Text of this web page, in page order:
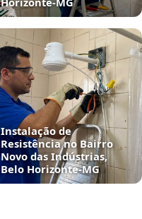
Instalação de
Resistência no Bairro
Novo das Indústrias,
Belo Horizonte‑MG